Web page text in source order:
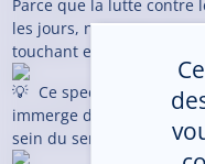
Parce que la lutte contre
les jours, nous vous
touchant et authentique.
Ce spectacle, porté
immerge dans les
sein du service